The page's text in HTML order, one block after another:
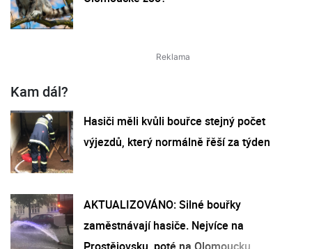
Kam dál?
Hasiči měli kvůli bouřce stejný počet
výjezdů, který normálně řěší za týden
AKTUALIZOVÁNO: Silné bouřky
zaměstnávají hasiče. Nejvíce na